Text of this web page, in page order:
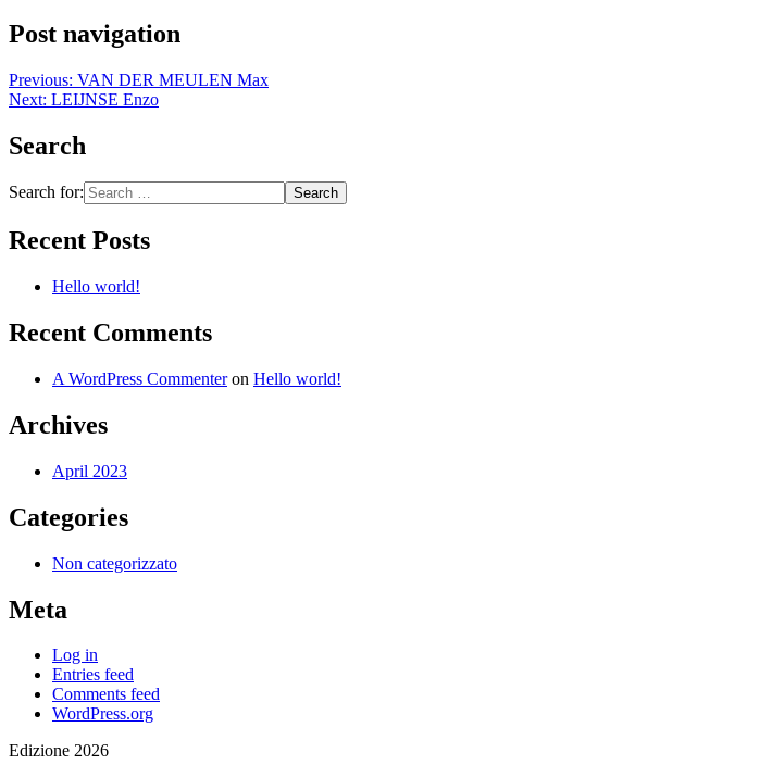
Post navigation
Previous: VAN DER MEULEN Max
Next: LEIJNSE Enzo
Search
Search for:
Recent Posts
Hello world!
Recent Comments
A WordPress Commenteron Hello world!
Archives
April 2023
Categories
Non categorizzato
Meta
Log in
Entries feed
Comments feed
WordPress.org
Edizione 2026